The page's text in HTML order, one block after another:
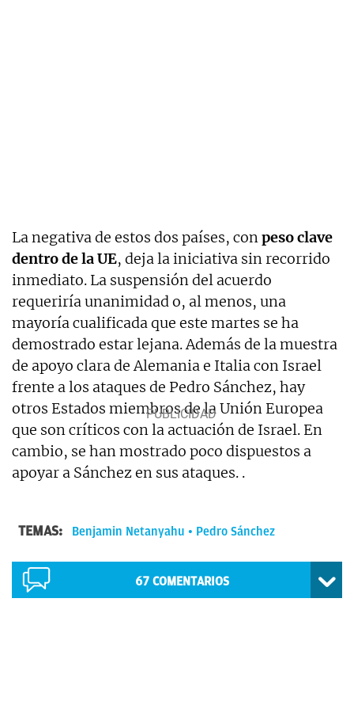
La negativa de estos dos países, conpeso clave
dentro de la UE, deja la iniciativa sin recorrido
inmediato. La suspensión del acuerdo
requeriría unanimidad o, al menos, una
mayoría cualificada que este martes se ha
demostrado estar lejana. Además de la muestra
de apoyo clara de Alemania e Italia con Israel
frente a los ataques de Pedro Sánchez, hay
otros Estados miembros de la Unión Europea
que son críticos con la actuación de Israel. En
cambio, se han mostrado poco dispuestos a
apoyar a Sánchez en sus ataques. .
TEMAS: Benjamin Netanyahu Pedro Sánchez
67 COMENTARIOS